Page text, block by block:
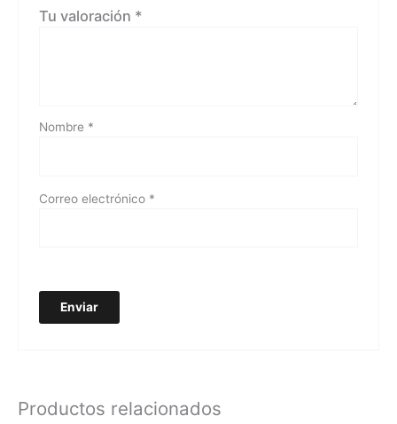
Tu valoración *
Nombre *
Correo electrónico *
Productos relacionados